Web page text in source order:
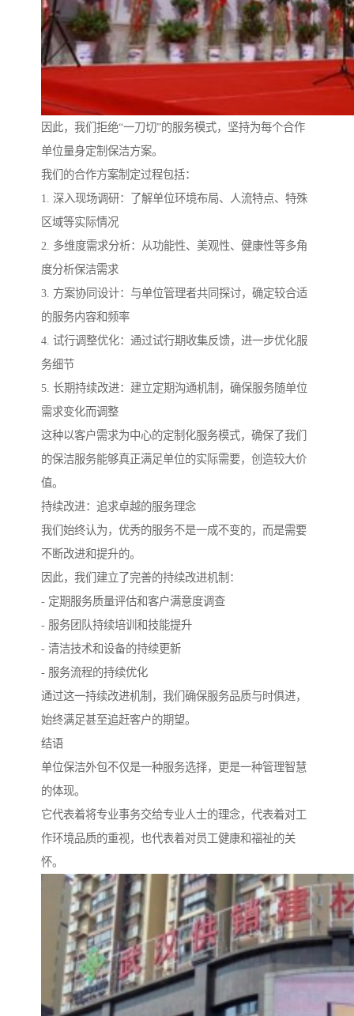
因此，我们拒绝“一刀切”的服务模式，坚持为每个合作
单位量身定制保洁方案。
我们的合作方案制定过程包括：
1. 深入现场调研：了解单位环境布局、人流特点、特殊
区域等实际情况
2. 多维度需求分析：从功能性、美观性、健康性等多角
度分析保洁需求
3. 方案协同设计：与单位管理者共同探讨，确定较合适
的服务内容和频率
4. 试行调整优化：通过试行期收集反馈，进一步优化服
务细节
5. 长期持续改进：建立定期沟通机制，确保服务随单位
需求变化而调整
这种以客户需求为中心的定制化服务模式，确保了我们
的保洁服务能够真正满足单位的实际需要，创造较大价
值。
持续改进：追求卓越的服务理念
我们始终认为，优秀的服务不是一成不变的，而是需要
不断改进和提升的。
因此，我们建立了完善的持续改进机制：
- 定期服务质量评估和客户满意度调查
- 服务团队持续培训和技能提升
- 清洁技术和设备的持续更新
- 服务流程的持续优化
通过这一持续改进机制，我们确保服务品质与时俱进，
始终满足甚至追赶客户的期望。
结语
单位保洁外包不仅是一种服务选择，更是一种管理智慧
的体现。
它代表着将专业事务交给专业人士的理念，代表着对工
作环境品质的重视，也代表着对员工健康和福祉的关
怀。